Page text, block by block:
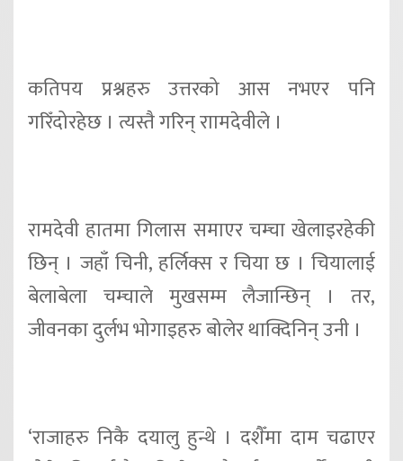
कतिपय प्रश्नहरु उत्तरको आस नभएर पनि
गरिँदोरहेछ । त्यस्तै गरिन् राामदेवीले ।
रामदेवी हातमा गिलास समाएर चम्चा खेलाइरहेकी
छिन् । जहाँ चिनी, हर्लिक्स र चिया छ । चियालाई
बेलाबेला चम्चाले मुखसम्म लैजान्छिन् । तर,
जीवनका दुर्लभ भोगाइहरु बोलेर थाक्दिनिन् उनी ।
‘राजाहरु निकै दयालु हुन्थे । दशैँमा दाम चढाएर